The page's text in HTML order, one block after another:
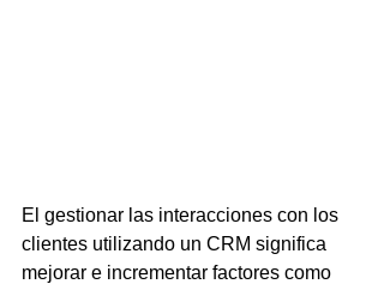
El gestionar las interacciones con los
clientes utilizando un CRM significa
mejorar e incrementar factores como